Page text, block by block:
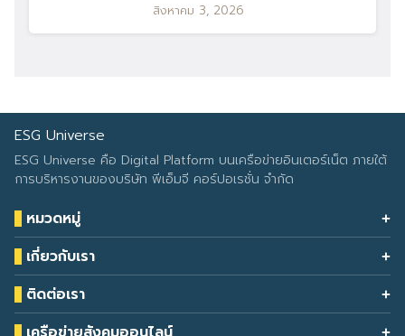
สิงหาคม 3, 2026
ESG Universe
ESG Universe คือ Digital Platform บนเครือข่ายอินเตอร์เน็ต ภายใต้
การบริหารงานของบริษัท พีเอ็มจี คอร์ปอเรชั่น จำกัด
หมวดหมู่
Health & Wellness
Eco Icon
ESG Data
Climate Change
เกี่ยวกับเรา
Our Services
About Us
Contact Us
ติดต่อเรา
โทรศัพท์: 090-549-2524